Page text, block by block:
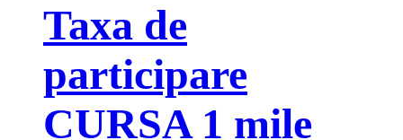
Taxa de
participare
CURSA 1 mile